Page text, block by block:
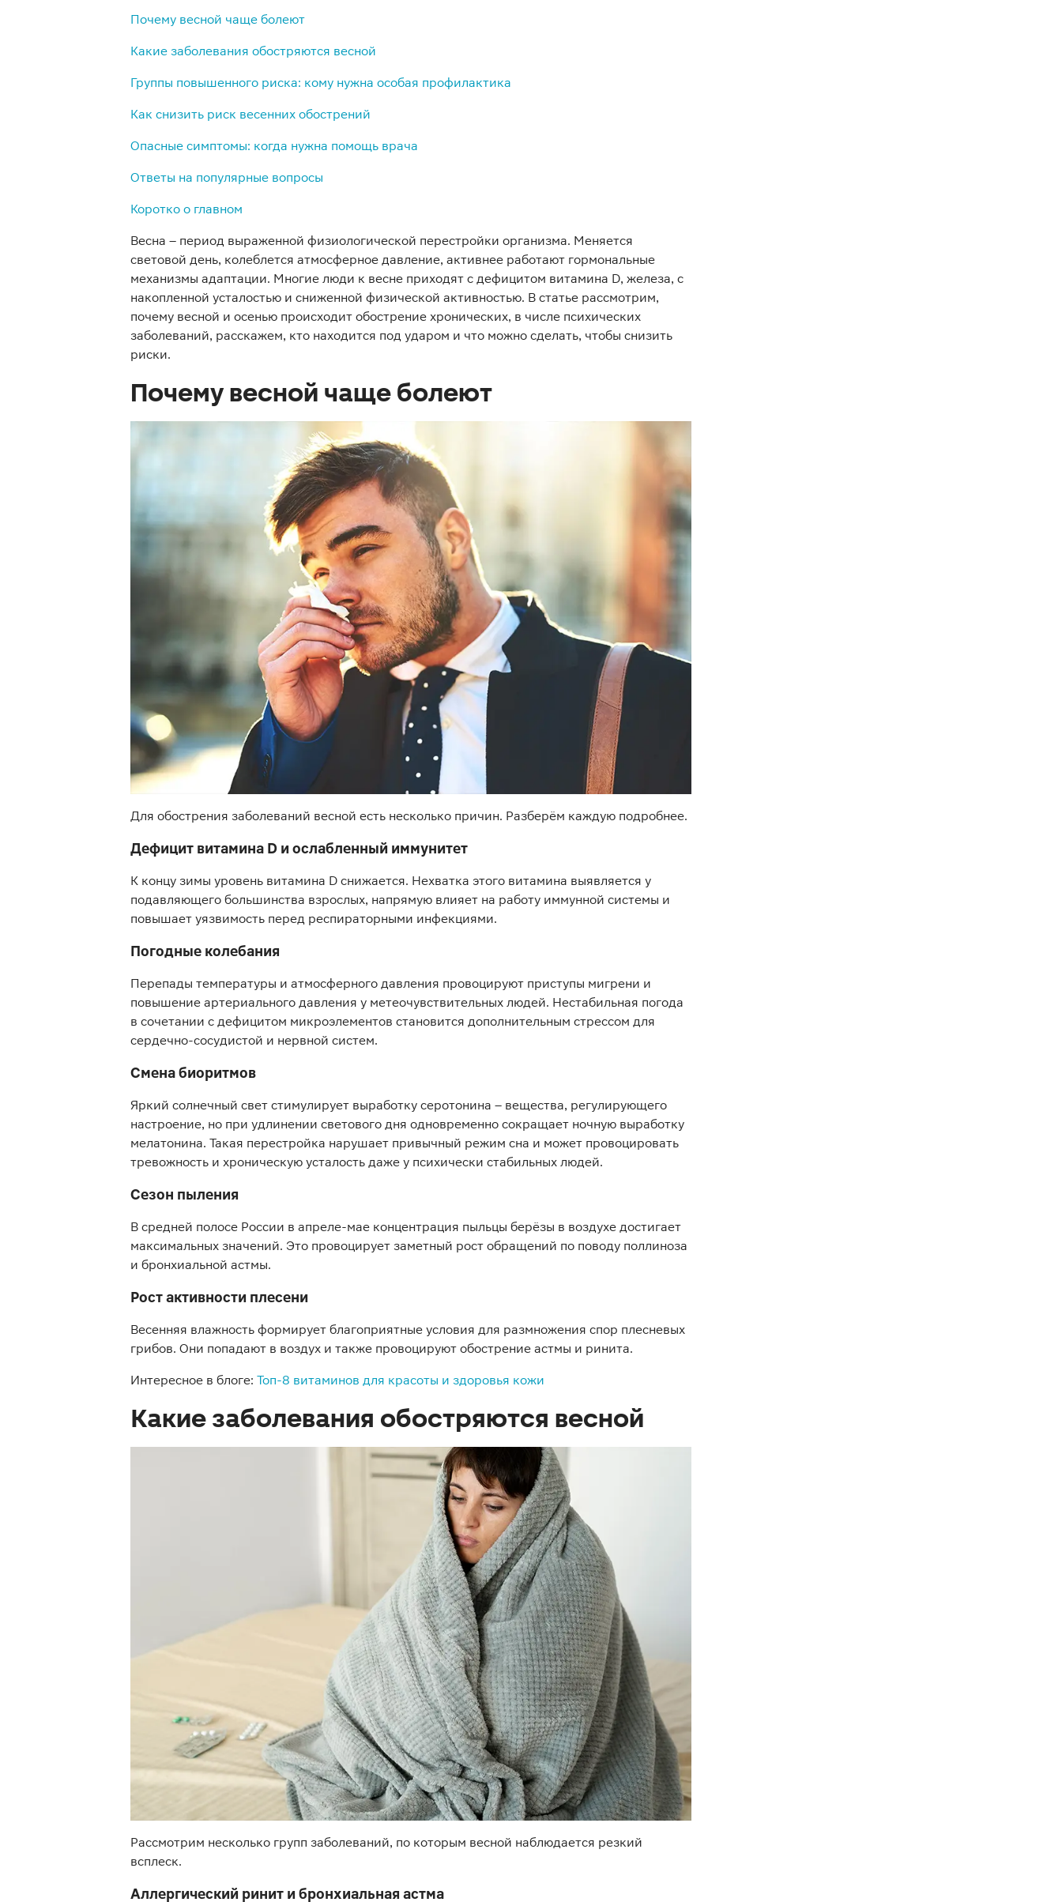
Почему весной чаще болеют
Какие заболевания обостряются весной
Группы повышенного риска: кому нужна особая профилактика
Как снизить риск весенних обострений
Опасные симптомы: когда нужна помощь врача
Ответы на популярные вопросы
Коротко о главном
Весна – период выраженной физиологической перестройки организма. Меняется
световой день, колеблется атмосферное давление, активнее работают гормональные
механизмы адаптации. Многие люди к весне приходят с дефицитом витамина D, железа, с
накопленной усталостью и сниженной физической активностью. В статье рассмотрим,
почему весной и осенью происходит обострение хронических, в числе психических
заболеваний, расскажем, кто находится под ударом и что можно сделать, чтобы снизить
риски.
Почему весной чаще болеют
Для обострения заболеваний весной есть несколько причин. Разберём каждую подробнее.
Дефицит витамина D и ослабленный иммунитет
К концу зимы уровень витамина D снижается. Нехватка этого витамина выявляется у
подавляющего большинства взрослых, напрямую влияет на работу иммунной системы и
повышает уязвимость перед респираторными инфекциями.
Погодные колебания
Перепады температуры и атмосферного давления провоцируют приступы мигрени и
повышение артериального давления у метеочувствительных людей. Нестабильная погода
в сочетании с дефицитом микроэлементов становится дополнительным стрессом для
сердечно-сосудистой и нервной систем.
Смена биоритмов
Яркий солнечный свет стимулирует выработку серотонина – вещества, регулирующего
настроение, но при удлинении светового дня одновременно сокращает ночную выработку
мелатонина. Такая перестройка нарушает привычный режим сна и может провоцировать
тревожность и хроническую усталость даже у психически стабильных людей.
Сезон пыления
В средней полосе России в апреле-мае концентрация пыльцы берёзы в воздухе достигает
максимальных значений. Это провоцирует заметный рост обращений по поводу поллиноза
и бронхиальной астмы.
Рост активности плесени
Весенняя влажность формирует благоприятные условия для размножения спор плесневых
грибов. Они попадают в воздух и также провоцируют обострение астмы и ринита.
Интересное в блоге:Топ-8 витаминов для красоты и здоровья кожи
Какие заболевания обостряются весной
Рассмотрим несколько групп заболеваний, по которым весной наблюдается резкий
всплеск.
Аллергический ринит и бронхиальная астма